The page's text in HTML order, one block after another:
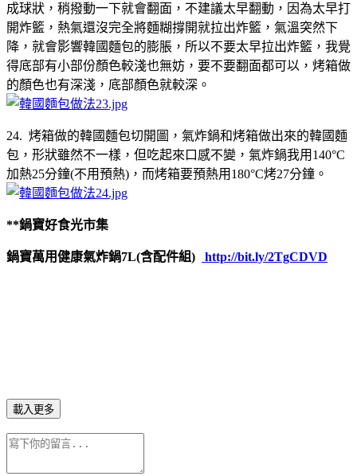
成球狀，稍撥動一下就會翻面，不建議太早翻動，因為太早打
開炸籃，熱氣還沒完全將麵糊撐開就拉出炸籃，氣溫突然下
降，就會影響韓國麵包的膨脹，所以不要太早拉出炸籃，我覺
得底部有小部份顏色較淺也無妨，要不要翻面都可以，烤箱做
的顏色也有深淺，底部顏色就較深。
24. 烤箱做的韓國麵包切開圖，氣炸鍋和烤箱做出來的韓國麵
包，形狀雖然不一樣，但吃起來口感不變，氣炸鍋我用140°C
加熱25分鐘(不用預熱)，而烤箱要預熱用180°C烤27分鐘。
**鍋寶好食光市集
鍋寶萬用健康氣炸鍋7L(含配件組) http://bit.ly/2TgCDVD
載入更多